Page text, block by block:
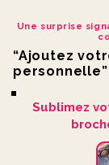
fois l’amour et
Sa longueur
tombé parfait,
Léger et
bien à un look
tenue plus
Une surprise
“Ajoutez
personnelle”
Sublimez